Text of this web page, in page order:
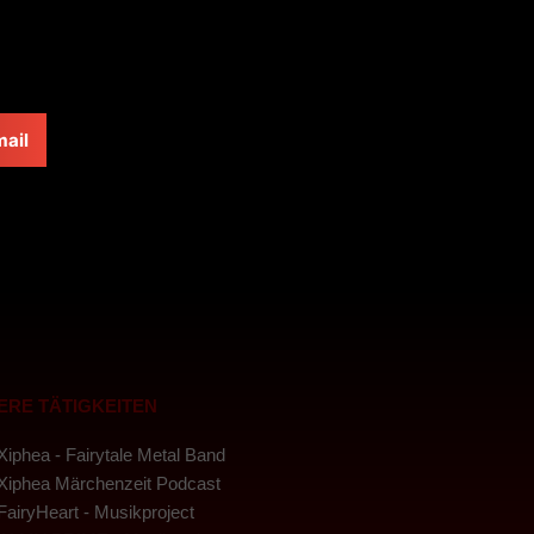
TÄTIGKEITEN
- Fairytale Metal Band
Märchenzeit Podcast
- Musikproject